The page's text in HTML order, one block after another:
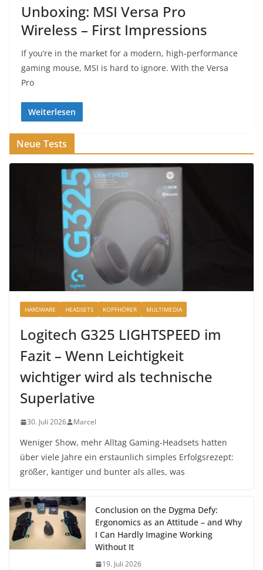
Unboxing: MSI Versa Pro
Wireless – First Impressions
If you’re in the market for a modern, high-performance
gaming mouse, MSI is hard to ignore. With the Versa
Pro
Weiterlesen
Neue Tests
HARDWARE HEADSETS KOPFHÖRER MULTIMEDIA
Logitech G325 LIGHTSPEED im
Fazit – Wenn Leichtigkeit
wichtiger wird als technische
Superlative
30. Juli 2026 Marcel
Weniger Show, mehr Alltag Gaming-Headsets hatten
über viele Jahre ein erstaunlich simples Erfolgsrezept:
größer, kantiger und bunter als alles, was
Conclusion on the Dygma Defy:
Ergonomics as an Attitude – and Why
I Can Hardly Imagine Working
Without It
19. Juli 2026